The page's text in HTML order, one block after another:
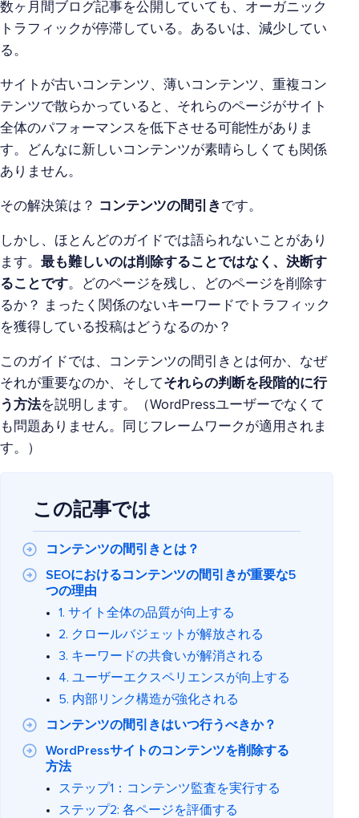
数ヶ月間ブログ記事を公開していても、オーガニック
トラフィックが停滞している。あるいは、減少してい
る。
サイトが古いコンテンツ、薄いコンテンツ、重複コン
テンツで散らかっていると、それらのページがサイト
全体のパフォーマンスを低下させる可能性がありま
す。どんなに新しいコンテンツが素晴らしくても関係
ありません。
その解決策は？ コンテンツの間引き です。
しかし、ほとんどのガイドでは語られないことがあり
ます。 最も難しいのは削除することではなく、決断す
ることです。どのページを残し、どのページを削除す
るか？ まったく関係のないキーワードでトラフィック
を獲得している投稿はどうなるのか？
このガイドでは、コンテンツの間引きとは何か、なぜ
それが重要なのか、そしてそれらの判断を段階的に行
う方法を説明します。（WordPressユーザーでなくて
も問題ありません。同じフレームワークが適用されま
す。）
この記事では
コンテンツの間引きとは？
SEOにおけるコンテンツの間引きが重要な5
つの理由
1. サイト全体の品質が向上する
2. クロールバジェットが解放される
3. キーワードの共食いが解消される
4. ユーザーエクスペリエンスが向上する
5. 内部リンク構造が強化される
コンテンツの間引きはいつ行うべきか？
WordPressサイトのコンテンツを削除する
方法
ステップ1：コンテンツ監査を実行する
ステップ2: 各ページを評価する